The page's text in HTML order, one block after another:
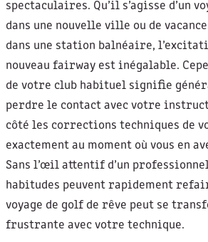
spectaculaires. Qu’il s’agisse d’un
dans une nouvelle ville ou de
dans une station balnéaire,
nouveau fairway est inégalable.
de votre club habituel signifie
perdre le contact avec votre
côté les corrections techniques de
exactement au moment où vous en
Sans l’œil attentif d’un
habitudes peuvent rapidement
voyage de golf de rêve peut se
frustrante avec votre technique.